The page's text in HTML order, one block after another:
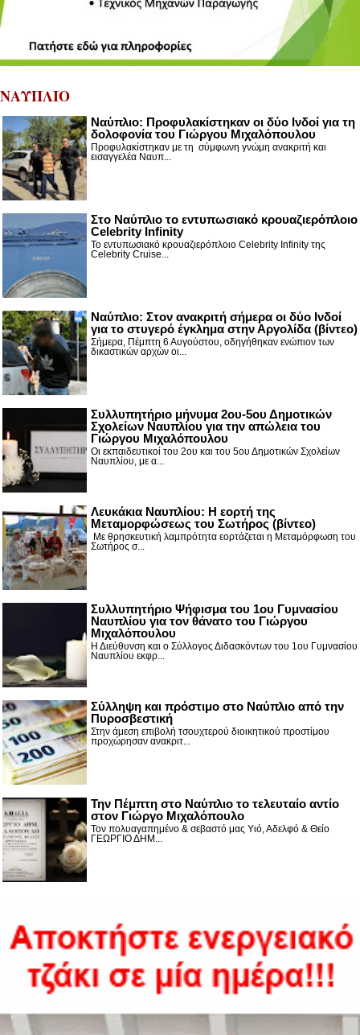
ΝΑΥΠΛΙΟ
Ναύπλιο: Προφυλακίστηκαν οι δύο Ινδοί για τη
δολοφονία του Γιώργου Μιχαλόπουλου
Προφυλακίστηκαν με τη σύμφωνη γνώμη ανακριτή και
εισαγγελέα Ναυπ...
Στο Ναύπλιο το εντυπωσιακό κρουαζιερόπλοιο
Celebrity Infinity
Το εντυπωσιακό κρουαζιερόπλοιο Celebrity Infinity της
Celebrity Cruise...
Nαύπλιο: Στον ανακριτή σήμερα οι δύο Ινδοί
για το στυγερό έγκλημα στην Αργολίδα (βίντεο)
Σήμερα, Πέμπτη 6 Αυγούστου, οδηγήθηκαν ενώπιον των
δικαστικών αρχών οι...
Συλλυπητήριο μήνυμα 2ου-5ου Δημοτικών
Σχολείων Ναυπλίου για την απώλεια του
Γιώργου Μιχαλόπουλου
Οι εκπαιδευτικοί του 2ου και του 5ου Δημοτικών Σχολείων
Ναυπλίου, με α...
Λευκάκια Ναυπλίου: Η εορτή της
Μεταμορφώσεως του Σωτήρος (βίντεο)
Με θρησκευτική λαμπρότητα εορτάζεται η Μεταμόρφωση του
Σωτήρος σ...
Συλλυπητήριο Ψήφισμα του 1ου Γυμνασίου
Ναυπλίου για τον θάνατο του Γιώργου
Μιχαλόπουλου
Η Διεύθυνση και ο Σύλλογος Διδασκόντων του 1ου Γυμνασίου
Ναυπλίου εκφρ...
Σύλληψη και πρόστιμο στο Ναύπλιο από την
Πυροσβεστική
Στην άμεση επιβολή τσουχτερού διοικητικού προστίμου
προχώρησαν ανακριτ...
Την Πέμπτη στο Ναύπλιο το τελευταίο αντίο
στον Γιώργο Μιχαλόπουλο
Τον πολυαγαπημένο & σεβαστό μας Υιό, Αδελφό & Θείο
ΓΕΩΡΓΙΟ ΔΗΜ...